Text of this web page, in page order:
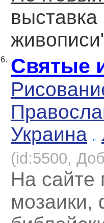
выставка
6. Святые
Украина
(id:5500,
На сайте
мозаики,